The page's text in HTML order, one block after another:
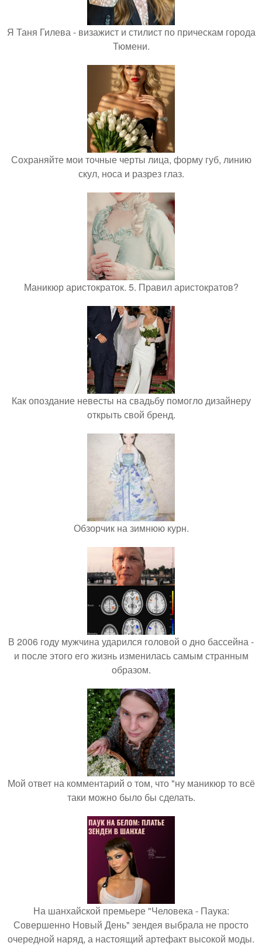
Я Таня Гилева - визажист и стилист по прическам города
Тюмени.
Сохраняйте мои точные черты лица, форму губ, линию
скул, носа и разрез глаз.
Маникюр аристократок. 5. Правил аристократов?
Как опоздание невесты на свадьбу помогло дизайнеру
открыть свой бренд.
Обзорчик на зимнюю курн.
В 2006 году мужчина ударился головой о дно бассейна -
и после этого его жизнь изменилась самым странным
образом.
Мой ответ на комментарий о том, что "ну маникюр то всё
таки можно было бы сделать.
На шанхайской премьере "Человека - Паука:
Совершенно Новый День" зендея выбрала не просто
очередной наряд, а настоящий артефакт высокой моды.